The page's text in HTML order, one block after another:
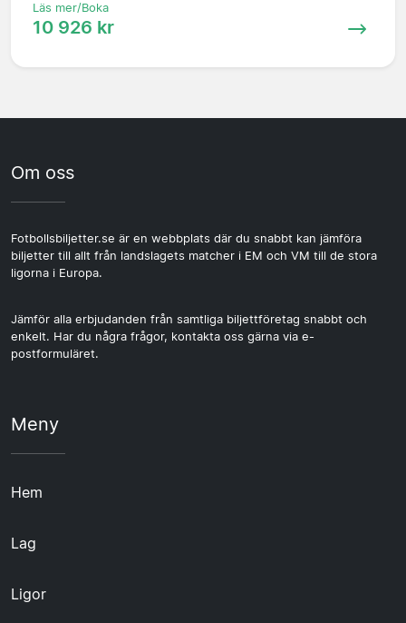
Läs mer/Boka
10 926 kr
Om oss
Fotbollsbiljetter.se är en webbplats där du snabbt kan jämföra
biljetter till allt från landslagets matcher i EM och VM till de stora
ligorna i Europa.
Jämför alla erbjudanden från samtliga biljettföretag snabbt och
enkelt. Har du några frågor, kontakta oss gärna via e-
postformuläret.
Meny
Hem
Lag
Ligor